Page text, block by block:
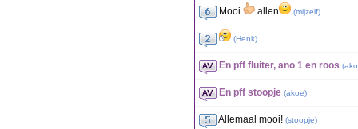
Mooi allen (mijzelf)
(Henk)
En pff fluiter, ano 1 en roos (
En pff stoopje (akoe)
Allemaal mooi! (stoopje)